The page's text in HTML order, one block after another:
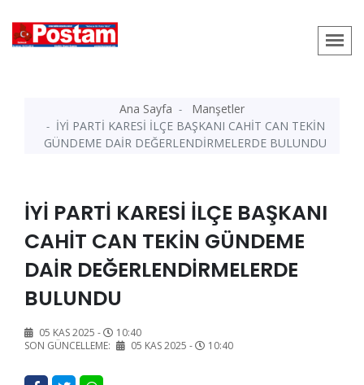
Ana Sayfa
Manşetler
İYİ PARTİ KARESİ İLÇE BAŞKANI CAHİT CAN TEKİN
GÜNDEME DAİR DEĞERLENDİRMELERDE BULUNDU
İYİ PARTİ KARESİ İLÇE BAŞKANI
CAHİT CAN TEKİN GÜNDEME
DAİR DEĞERLENDİRMELERDE
BULUNDU
05 KAS 2025 -
10:40
SON GÜNCELLEME:
05 KAS 2025 - 10:40